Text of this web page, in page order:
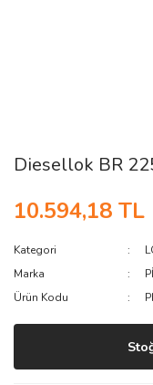
Diesellok BR
10.594,18 TL
Kategori
Marka
Ürün Kodu